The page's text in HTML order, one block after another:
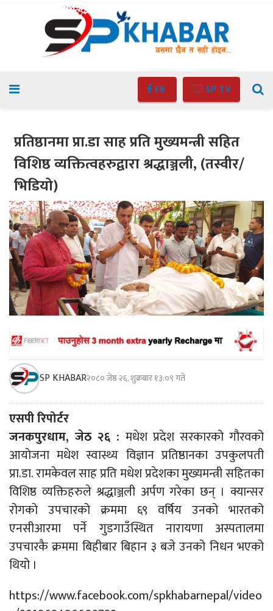
FB SP TV
प्रतिष्ठानमा प्रा.डा साह प्रति मुख्यमन्त्री सहित
विशिष्ठ व्यक्तित्वहरुद्वारा श्रद्धाञ्जली, (तस्वीर/
भिडियो)
SP KHABAR२०८० जेष्ठ २६, शुक्रबार १३:०९ गते
एसपी रिपोर्टर
जनकपुरधाम, जेठ २६ : मधेश प्रदेश सरकारको गौरवको
आयोजना मधेश स्वास्थ्य विज्ञान प्रतिष्ठानका उपकुलपती
प्रा.डा. रामकेवल साह प्रति मधेश प्रदेशका मुख्यमन्त्री सहितका
विशिष्ठ व्यक्तिहरुले श्रद्धाञ्जली अर्पण गरेका छन् । क्यान्सर
रोगको उपचारको क्रममा ६९ वर्षिय उनको भारतको
एनसीआरमा पर्ने गुडगाउँस्थित नारायणा अस्पतालमा
उपचारकै क्रममा बिहीबार बिहान ३ बजे उनको निधन भएको
थियो ।
https://www.facebook.com/spkhabarnepal/video